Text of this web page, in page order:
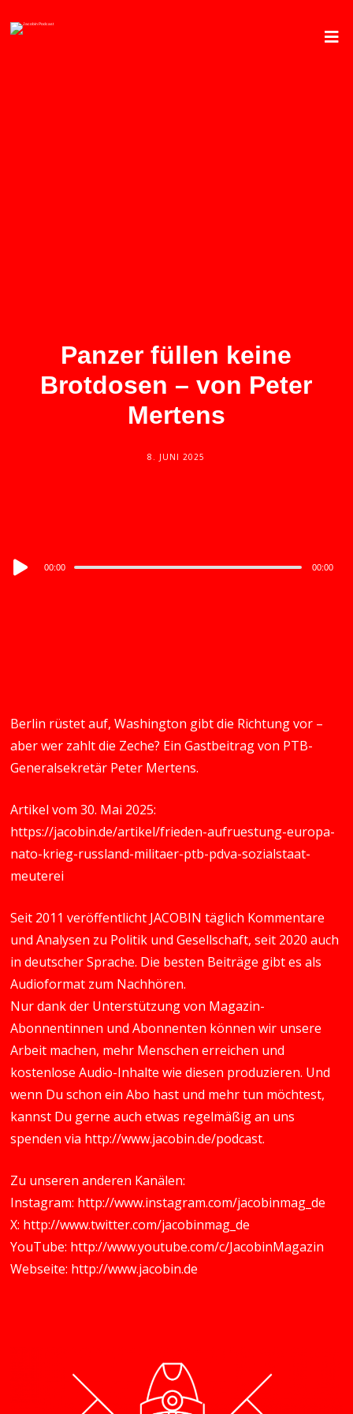
Panzer füllen keine
Brotdosen – von Peter
Mertens
8. JUNI 2025
Audio
00:00 00:00
Berlin rüstet auf, Washington gibt die Richtung vor –
aber wer zahlt die Zeche? Ein Gastbeitrag von PTB-
Generalsekretär Peter Mertens.
Artikel vom 30. Mai 2025:
https://jacobin.de/artikel/frieden-aufruestung-europa-
nato-krieg-russland-militaer-ptb-pdva-sozialstaat-
meuterei
Seit 2011 veröffentlicht JACOBIN täglich Kommentare
und Analysen zu Politik und Gesellschaft, seit 2020 auch
in deutscher Sprache. Die besten Beiträge gibt es als
Audioformat zum Nachhören.
Nur dank der Unterstützung von Magazin-
Abonnentinnen und Abonnenten können wir unsere
Arbeit machen, mehr Menschen erreichen und
kostenlose Audio-Inhalte wie diesen produzieren. Und
wenn Du schon ein Abo hast und mehr tun möchtest,
kannst Du gerne auch etwas regelmäßig an uns
spenden via http://www.jacobin.de/podcast.
Zu unseren anderen Kanälen:
Instagram: http://www.instagram.com/jacobinmag_de
X: http://www.twitter.com/jacobinmag_de
YouTube: http://www.youtube.com/c/JacobinMagazin
Webseite: http://www.jacobin.de